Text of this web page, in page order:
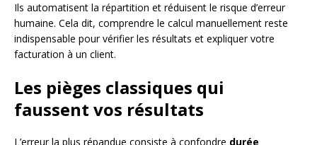
Ils automatisent la répartition et réduisent le risque d’erreur
humaine. Cela dit, comprendre le calcul manuellement reste
indispensable pour vérifier les résultats et expliquer votre
facturation à un client.
Les pièges classiques qui
faussent vos résultats
L’erreur la plus répandue consiste à confondre durée